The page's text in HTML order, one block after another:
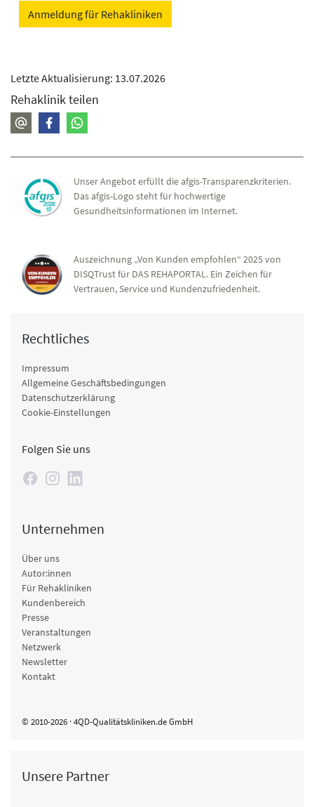
Anmeldung für Rehakliniken
Letzte Aktualisierung: 13.07.2026
Rehaklinik teilen
Unser Angebot erfüllt die afgis-Transparenzkriterien.
Das afgis-Logo steht für hochwertige
Gesundheitsinformationen im Internet.
Auszeichnung „Von Kunden empfohlen“ 2025 von
DISQTrust für DAS REHAPORTAL. Ein Zeichen für
Vertrauen, Service und Kundenzufriedenheit.
Rechtliches
Impressum
Allgemeine Geschäftsbedingungen
Datenschutzerklärung
Cookie-Einstellungen
Folgen Sie uns
Unternehmen
Über uns
Autor:innen
Für Rehakliniken
Kundenbereich
Presse
Veranstaltungen
Netzwerk
Newsletter
Kontakt
© 2010-2026 · 4QD-Qualitätskliniken.de GmbH
Unsere Partner